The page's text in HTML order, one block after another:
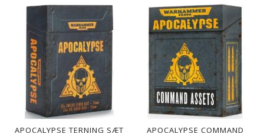
APOCALYPSE TERNING SÆT
APOCALYPSE COMMAND